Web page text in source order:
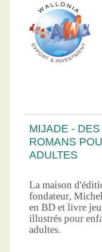
MIJADE -
ROMANS
ADULTES
La maison
fondateur,
en BD et livre
illustrés pour
adultes.